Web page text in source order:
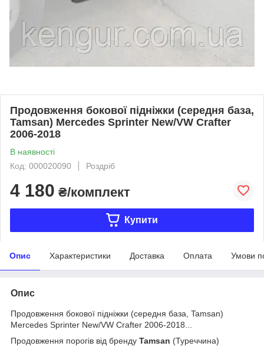
Продовження бокової підніжки (середня база,
Tamsan) Mercedes Sprinter New/VW Сrafter
2006-2018
В наявності
Код: 000020090
Роздріб
4 180 ₴/комплект
Купити
Опис Характеристики Доставка Оплата Умови
Опис
Продовження бокової підніжки (середня база, Tamsan)
Mercedes Sprinter New/VW Сrafter 2006-2018...
Продовження порогів від бренду Tamsan (Туреччина)